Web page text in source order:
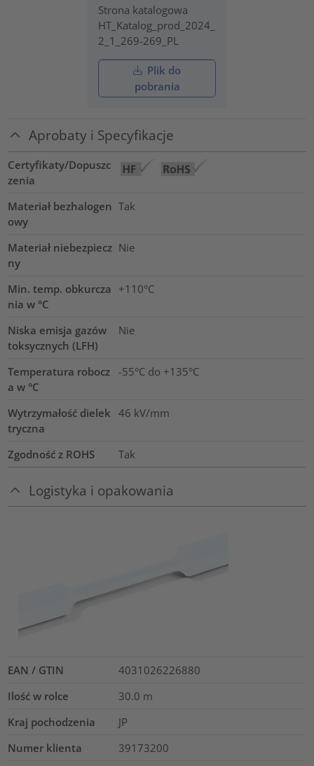
Strona katalogowa
HT_Katalog_prod_2024_
2_1_269-269_PL
Plik do
pobrania
Aprobaty i Specyfikacje
Certyfikaty/Dopuszc
zenia
Materiał bezhalogen
owy
Tak
Materiał niebezpiecz
ny
Nie
Min. temp. obkurcza
nia w °C
+110°C
Niska emisja gazów
toksycznych (LFH)
Nie
Temperatura robocz
a w °C
-55°C do +135°C
Wytrzymałość dielek
tryczna
46 kV/mm
Zgodność z ROHS Tak
Logistyka i opakowania
EAN / GTIN
4031026226880
Ilość w rolce
30.0 m
Kraj pochodzenia
JP
Numer klienta
39173200